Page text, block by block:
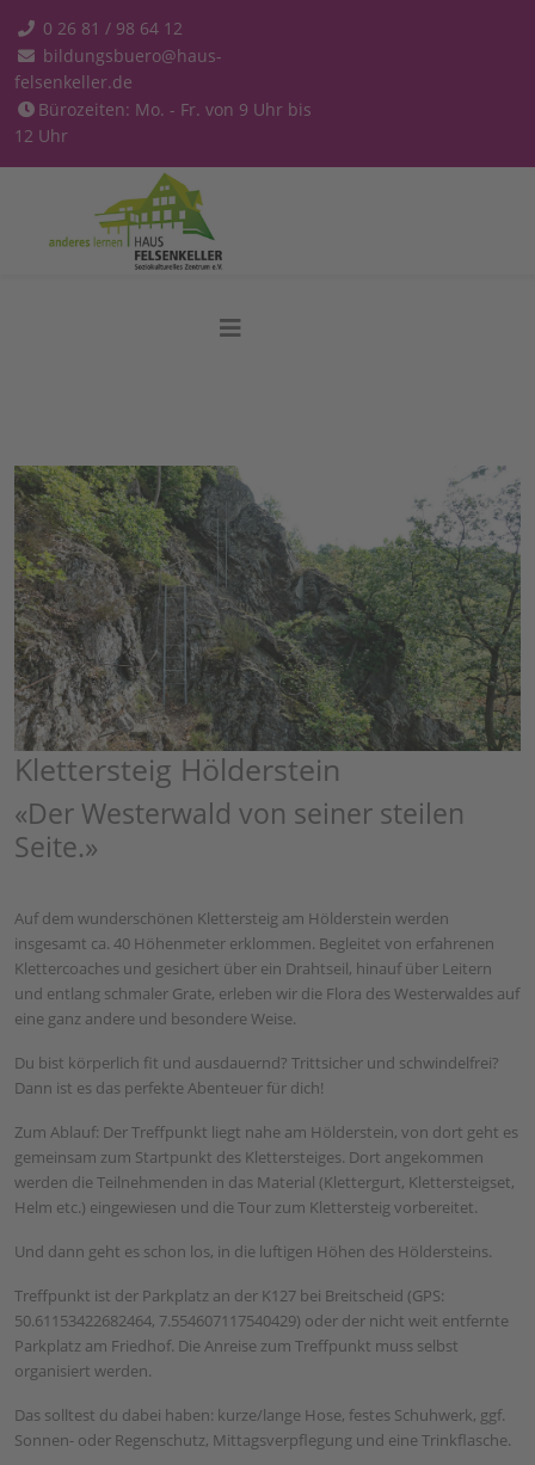
0 26 81 / 98 64 12
bildungsbuero@haus-
felsenkeller.de
Bürozeiten: Mo. - Fr. von 9 Uhr bis
12 Uhr
Klettersteig Hölderstein
«Der Westerwald von seiner steilen
Seite.»
Auf dem wunderschönen Klettersteig am Hölderstein werden
insgesamt ca. 40 Höhenmeter erklommen. Begleitet von erfahrenen
Klettercoaches und gesichert über ein Drahtseil, hinauf über Leitern
und entlang schmaler Grate, erleben wir die Flora des Westerwaldes auf
eine ganz andere und besondere Weise.
Du bist körperlich fit und ausdauernd? Trittsicher und schwindelfrei?
Dann ist es das perfekte Abenteuer für dich!
Zum Ablauf: Der Treffpunkt liegt nahe am Hölderstein, von dort geht es
gemeinsam zum Startpunkt des Klettersteiges. Dort angekommen
werden die Teilnehmenden in das Material (Klettergurt, Klettersteigset,
Helm etc.) eingewiesen und die Tour zum Klettersteig vorbereitet.
Und dann geht es schon los, in die luftigen Höhen des Höldersteins.
Treffpunkt ist der Parkplatz an der K127 bei Breitscheid (GPS:
50.61153422682464, 7.554607117540429) oder der nicht weit entfernte
Parkplatz am Friedhof. Die Anreise zum Treffpunkt muss selbst
organisiert werden.
Das solltest du dabei haben: kurze/lange Hose, festes Schuhwerk, ggf.
Sonnen- oder Regenschutz, Mittagsverpflegung und eine Trinkflasche.